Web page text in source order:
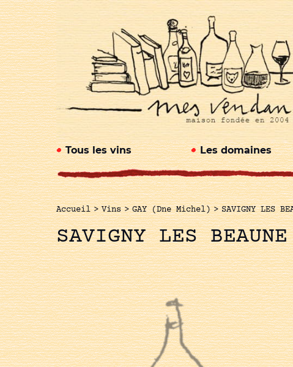
Tous les vins Les domaines
Accueil > Vins > GAY (Dne Michel) > SAVIGNY LES
SAVIGNY LES